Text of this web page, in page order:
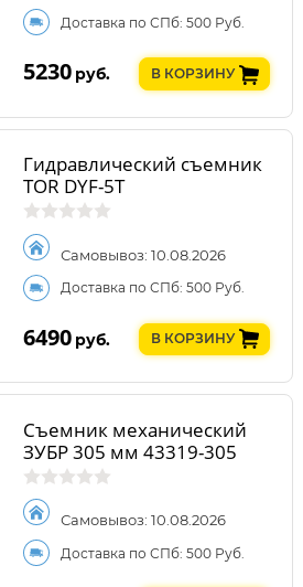
Доставка по СПб: 500 Руб.
5230 руб. В КОРЗИНУ
Гидравлический съемник
TOR DYF-5T
Самовывоз: 10.08.2026
Доставка по СПб: 500 Руб.
6490 руб. В КОРЗИНУ
Съемник механический
ЗУБР 305 мм 43319-305
Самовывоз: 10.08.2026
Доставка по СПб: 500 Руб.